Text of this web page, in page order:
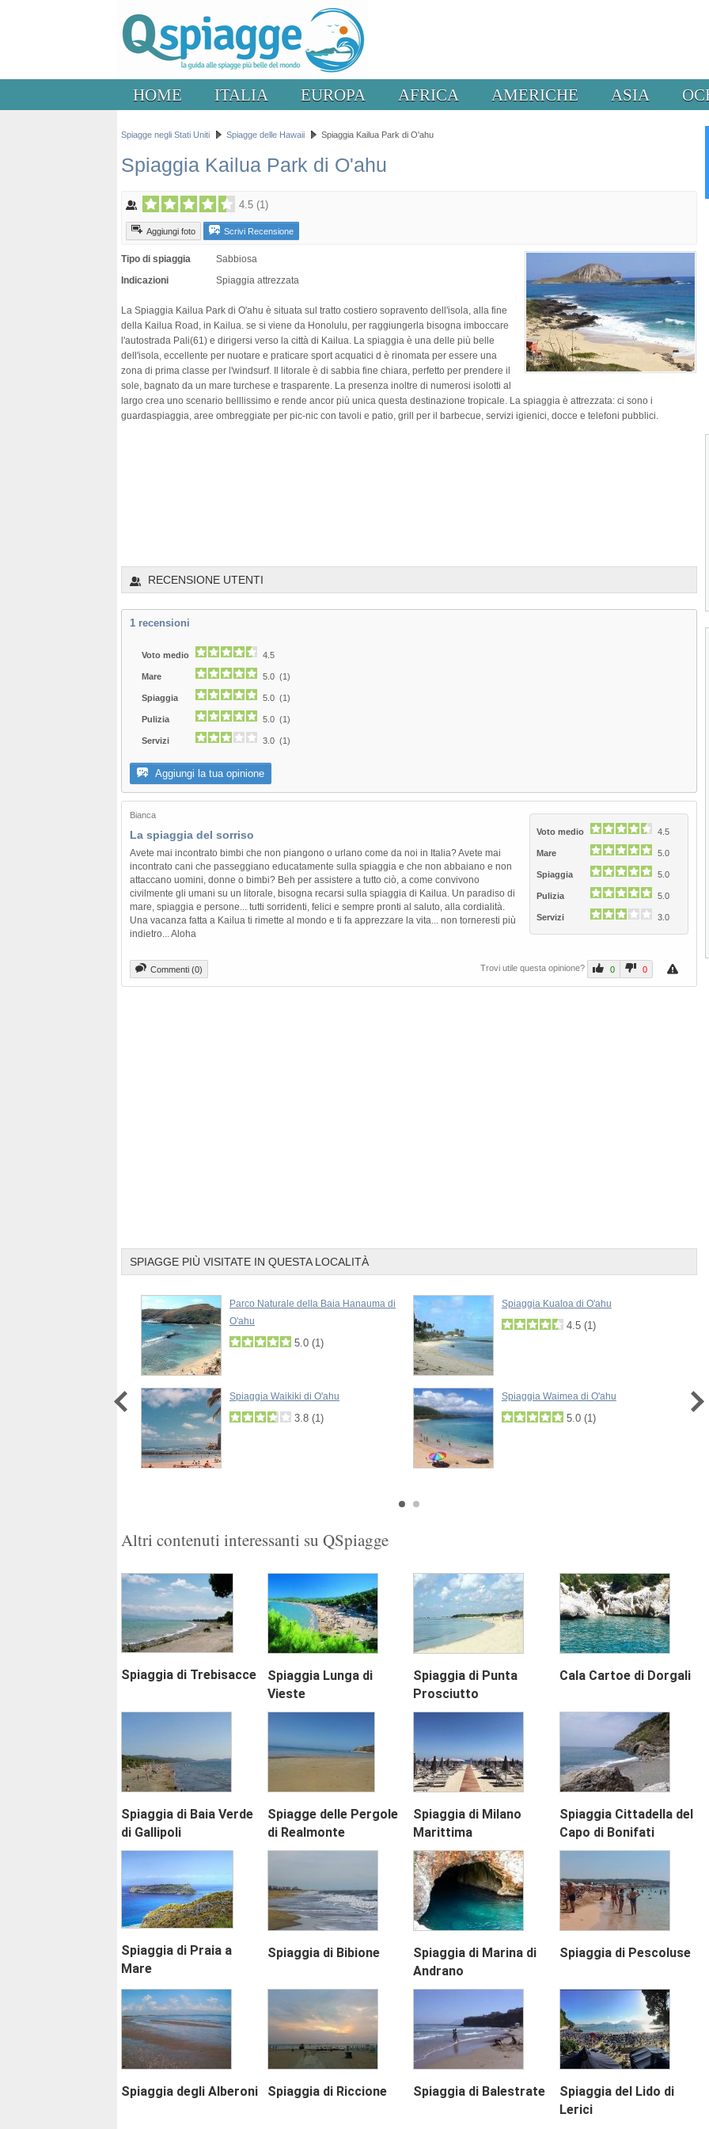
HOME ITALIA EUROPA AFRICA AMERICHE ASIA
Spiagge negli Stati Uniti Spiagge delle Hawaii Spiaggia Kailua Park di O'ahu
Spiaggia Kailua Park di O'ahu
4.5 (1)
Aggiungi foto Scrivi Recensione
Tipo di spiaggia Sabbiosa
Indicazioni Spiaggia attrezzata
La Spiaggia Kailua Park di O'ahu è situata sul tratto costiero sopravento dell'isola, alla fine
della Kailua Road, in Kailua. se si viene da Honolulu, per raggiungerla bisogna imboccare
l'autostrada Pali(61) e dirigersi verso la città di Kailua. La spiaggia è una delle più belle
dell'isola, eccellente per nuotare e praticare sport acquatici d è rinomata per essere una
zona di prima classe per l'windsurf. Il litorale è di sabbia fine chiara, perfetto per prendere il
sole, bagnato da un mare turchese e trasparente. La presenza inoltre di numerosi isolotti al
largo crea uno scenario belllissimo e rende ancor più unica questa destinazione tropicale. La spiaggia è attrezzata: ci sono i
guardaspiaggia, aree ombreggiate per pic-nic con tavoli e patio, grill per il barbecue, servizi igienici, docce e telefoni pubblici.
RECENSIONE UTENTI
1 recensioni
Voto medio 4.5
Mare 5.0 (1)
Spiaggia 5.0 (1)
Pulizia 5.0 (1)
Servizi 3.0 (1)
Aggiungi la tua opinione
Bianca
Voto medio
4.5
Mare 5.0
Spiaggia 5.0
Pulizia 5.0
Servizi 3.0
La spiaggia del sorriso
Avete mai incontrato bimbi che non piangono o urlano come da noi in Italia? Avete mai
incontrato cani che passeggiano educatamente sulla spiaggia e che non abbaiano e non
attaccano uomini, donne o bimbi? Beh per assistere a tutto ciò, a come convivono
civilmente gli umani su un litorale, bisogna recarsi sulla spiaggia di Kailua. Un paradiso di
mare, spiaggia e persone... tutti sorridenti, felici e sempre pronti al saluto, alla cordialità.
Una vacanza fatta a Kailua ti rimette al mondo e ti fa apprezzare la vita... non torneresti più
indietro... Aloha
Commenti (0) Trovi utile questa opinione? 0 0
SPIAGGE PIÙ VISITATE IN QUESTA LOCALITÀ
Parco Naturale della Baia Hanauma di
O'ahu
5.0 (1)
Spiaggia Kualoa di O'ahu
4.5 (1)
Spiaggia Waikiki di O'ahu
3.8 (1)
Spiaggia Waimea di O'ahu
5.0 (1)
Altri contenuti interessanti su QSpiagge
Spiaggia di Trebisacce
Spiaggia Lunga di
Vieste
Spiaggia di Punta
Prosciutto
Cala Cartoe di Dorgali
Spiaggia di Baia Verde
di Gallipoli
Spiagge delle Pergole
di Realmonte
Spiaggia di Milano
Marittima
Spiaggia Cittadella del
Capo di Bonifati
Spiaggia di Praia a
Mare
Spiaggia di Bibione
Spiaggia di Marina di
Andrano
Spiaggia di Pescoluse
Spiaggia degli Alberoni Spiaggia di Riccione Spiaggia di Balestrate
Spiaggia del Lido di
Lerici
Next
1 2 3 4
Parco Naturale della Baia Hanauma
di O'ahu
Il Parco Naturale della Baia Hanauma di
O'ahu è stato dichiarato...
(1)